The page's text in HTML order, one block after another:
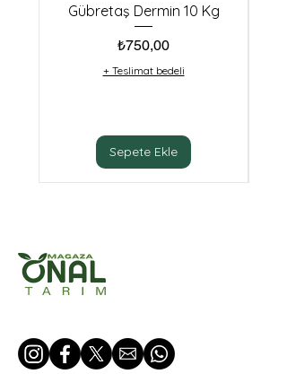
Gübretaş Dermin 10 Kg
Fiyat
₺750,00
+ Teslimat bedeli
Sepete Ekle